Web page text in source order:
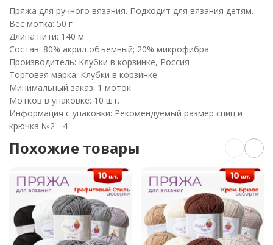
Пряжа для ручного вязания. Подходит для вязания детям.
Вес мотка: 50 г
Длина нити: 140 м
Состав: 80% акрил объемный; 20% микрофибра
Производитель: Клубки в корзинке, Россия
Торговая марка: Клубки в корзинке
Минимальный заказ: 1 моток
Мотков в упаковке: 10 шт.
Информация с упаковки: Рекомендуемый размер спиц и
крючка №2 - 4
Похожие товары